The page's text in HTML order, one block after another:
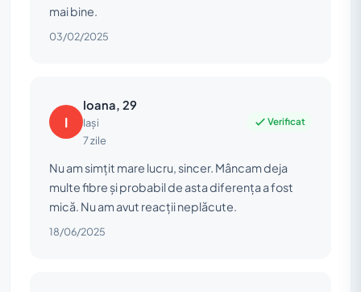
mai bine.
03/02/2025
I
Ioana, 29
Iași
7 zile
Verificat
Nu am simțit mare lucru, sincer. Mâncam deja
multe fibre și probabil de asta diferența a fost
mică. Nu am avut reacții neplăcute.
18/06/2025